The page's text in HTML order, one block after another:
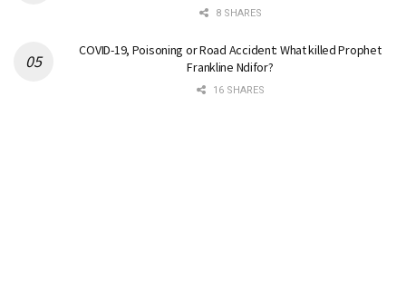
8 SHARES
COVID-19, Poisoning or Road Accident: What killed Prophet
Frankline Ndifor?
16 SHARES